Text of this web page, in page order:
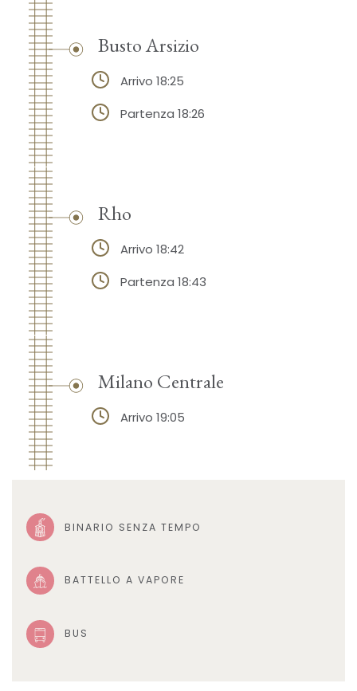
Busto Arsizio
Arrivo 18:25
Partenza 18:26
Rho
Arrivo 18:42
Partenza 18:43
Milano Centrale
Arrivo 19:05
BINARIO SENZA TEMPO
BATTELLO A VAPORE
BUS